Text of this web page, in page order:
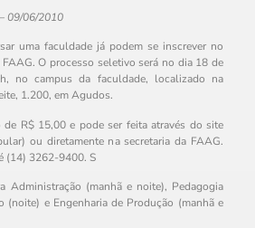
09/06/2010
uma faculdade já podem se inscrever no
O processo seletivo será no dia 18 de
no campus da faculdade, localizado na
1.200, em Agudos.
R$ 15,00 e pode ser feita através do site
ou diretamente na secretaria da FAAG.
(14) 3262-9400. S
Administração (manhã e noite), Pedagogia
(noite) e Engenharia de Produção (manhã e